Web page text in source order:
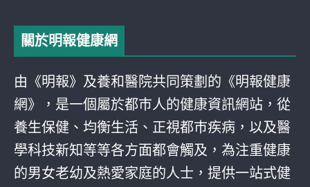
關於明報健康網
由《明報》及養和醫院共同策劃的《明報健康
網》，是一個屬於都巿人的健康資訊網站，從
養生保健、均衡生活、正視都巿疾病，以及醫
學科技新知等等各方面都會觸及，為注重健康
的男女老幼及熱愛家庭的人士，提供一站式健